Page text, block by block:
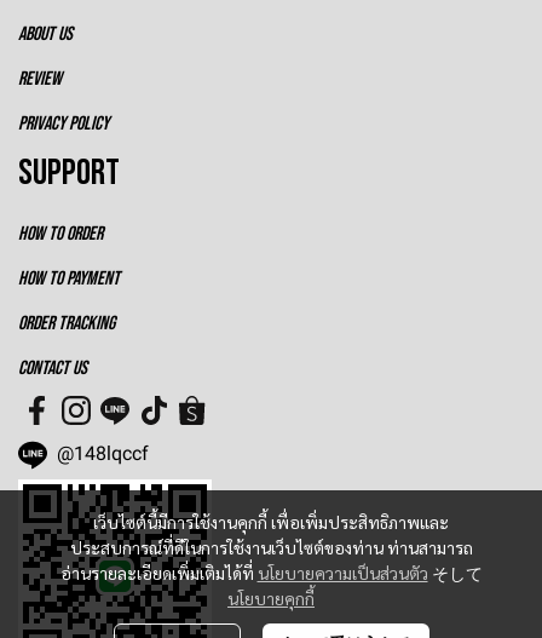
เว็บไซต์นี้มีการใช้งานคุกกี้ เพื่อเพิ่มประสิทธิภาพและ
ประสบการณ์ที่ดีในการใช้งานเว็บไซต์ของท่าน ท่านสามารถ
อ่านรายละเอียดเพิ่มเติมได้ที่ นโยบายความเป็นส่วนตัว そして
นโยบายคุกกี้
ABOUT US
REVIEW
PRIVACY POLICY
SUPPORT
HOW TO ORDER
HOW TO PAYMENT
ORDER TRACKING
CONTACT US
@148lqccf